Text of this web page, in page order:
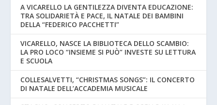
A VICARELLO LA GENTILEZZA DIVENTA EDUCAZIONE:
TRA SOLIDARIETÀ E PACE, IL NATALE DEI BAMBINI
DELLA “FEDERICO PACCHETTI”
VICARELLO, NASCE LA BIBLIOTECA DELLO SCAMBIO:
LA PRO LOCO “INSIEME SI PUÒ” INVESTE SU LETTURA
E SCUOLA
COLLESALVETTI, “CHRISTMAS SONGS”: IL CONCERTO
DI NATALE DELL’ACCADEMIA MUSICALE